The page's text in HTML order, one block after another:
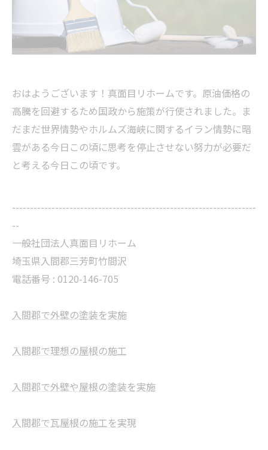
おはようございます！真面目リホームです。原油価格の
高騰を回避するため国政から施策が行使されました。ま
だまだ世界情勢やホルムズ海峡に関するイラン情勢に暗
雲がある今日この頃に思考を停止させない努力が必要だ
と考える今日この頃です。
--------------------------------------------------------------------
--
一般社団法人真面目リホーム
埼玉県入間郡三芳町竹間沢
電話番号 : 0120-146-705
入間郡で外壁の塗装を実施
入間郡で理想の屋根の施工
入間郡で外壁や屋根の塗装を実施
入間郡で瓦屋根の施工を実現